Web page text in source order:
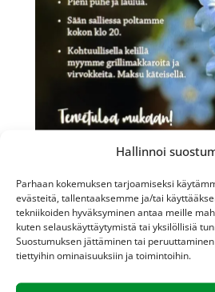
Hallinnoi
Parhaan kokemuksen tarjoamiseksi
evästeitä, tallentaaksemme ja/tai
tekniikoiden hyväksyminen antaa meille
kuten selauskäyttäytymistä tai yksilöllisiä
Suostumuksen jättäminen tai
tiettyihin ominaisuuksiin ja toimintoihin.